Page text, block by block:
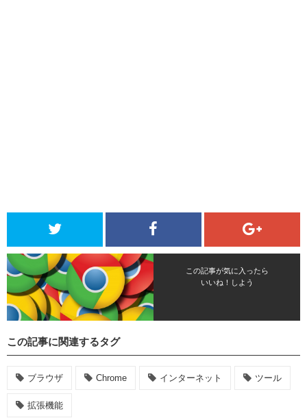
この記事が気に入ったら
いいね！しよう
この記事に関連するタグ
ブラウザ Chrome インターネット ツール
拡張機能